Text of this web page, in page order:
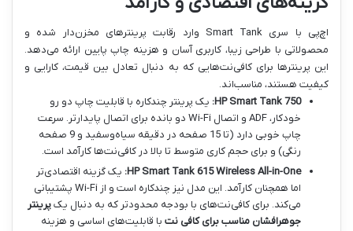
اچ‌پی با سری Smart Tank وارد رقابت پرینترهای مخزن‌دار شده و
محصولاتی با طراحی زیبا، کاربری آسان و هزینه چاپ پایین ارائه می‌دهد.
این پرینترها برای کافی‌نت‌هایی که به دنبال تعادل بین قیمت، کارایی و
کیفیت هستند، مناسب‌اند.
HP Smart Tank 750: یک پرینتر چندکاره با قابلیت چاپ دو رو
خودکار، ADF و اتصال Wi-Fi دو بانده برای اتصال پایدارتر. سرعت
چاپ خوبی دارد (تا 15 صفحه در دقیقه سیاه‌وسفید و 9 صفحه
رنگی) و برای حجم کاری متوسط تا بالا در کافی‌نت‌ها کارآمد است.
HP Smart Tank 615 Wireless All-in-One: یک گزینه اقتصادی‌تر
اما همچنان کارآمد. این مدل نیز چندکاره است و از Wi-Fi پشتیبانی
می‌کند. برای کافی‌نت‌های با بودجه محدودتر که به دنبال یکپرینتر
جوهرافشان مناسب برای کافی نت با قابلیت‌های اساسی و هزینه